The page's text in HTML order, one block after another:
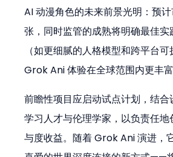
AI 动漫角色的未来前景光明：预
张，同时监管的成熟将明确最佳
（如更细腻的人格模型和跨平台
Grok Ani 体验在全球范围内更丰富
前瞻性项目应启动试点计划，结合
学习人才与伦理学家，以负责任地
与度收益。随着 Grok Ani 演进，